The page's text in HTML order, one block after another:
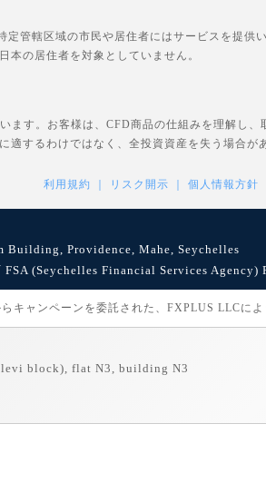
管轄区域の市民や居住者にはサービスを提供
本の居住者を対象としていません。
す。お客様は、CFD商品の仕組みを理解し
するわけではなく、全投資資産を失う場合が
利用規約 リスク開示 個人情報方針
Building, Providence, Mahe, Seychelles
(Seychelles Financial Services Agency)
ャンペーンを委託された、FXPLUS LLCによ
block), flat N3, building N3